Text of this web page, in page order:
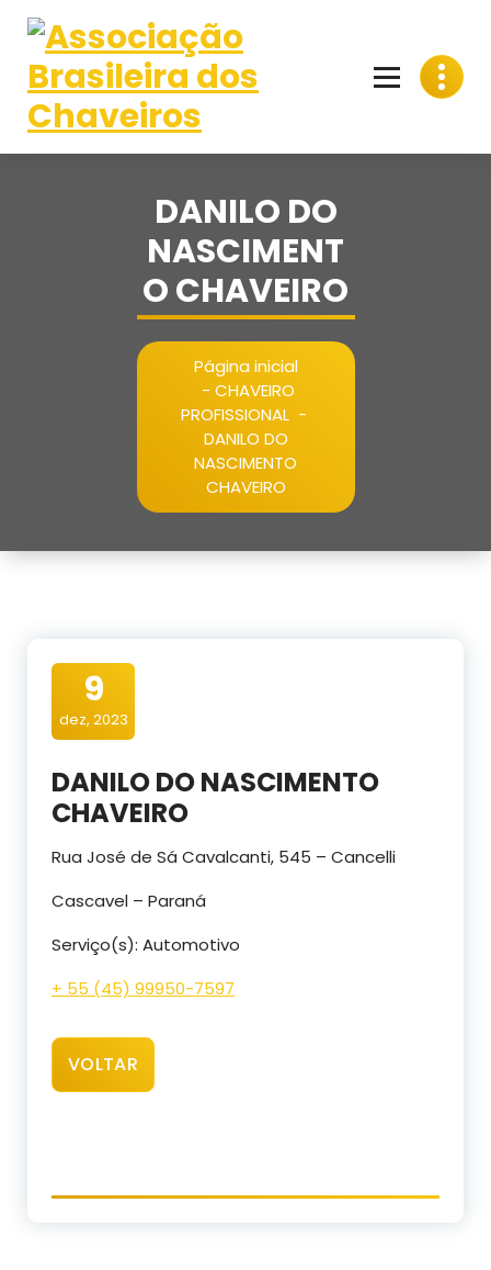
para
conteúdo
DANILO DO
NASCIMENT
O CHAVEIRO
Página inicial
- CHAVEIRO
PROFISSIONAL-
DANILO DO
NASCIMENTO
CHAVEIRO
9
dez, 2023
DANILO DO NASCIMENTO
CHAVEIRO
Rua José de Sá Cavalcanti, 545 – Cancelli
Cascavel – Paraná
Serviço(s): Automotivo
+ 55 (45) 99950-7597
VOLTAR